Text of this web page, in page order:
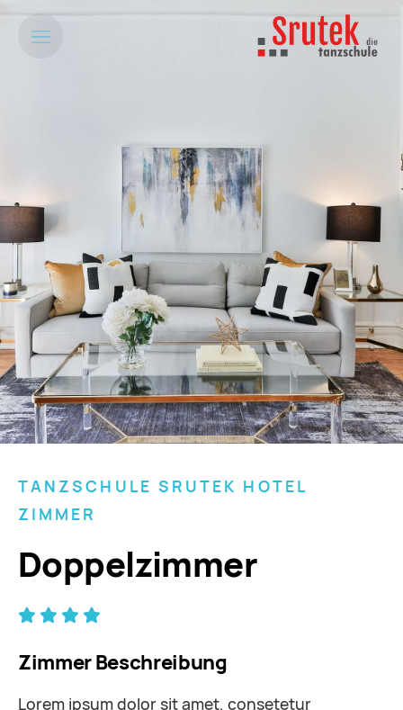
TANZSCHULE SRUTEK HOTEL
ZIMMER
Doppelzimmer
Zimmer Beschreibung
Lorem ipsum dolor sit amet, consetetur